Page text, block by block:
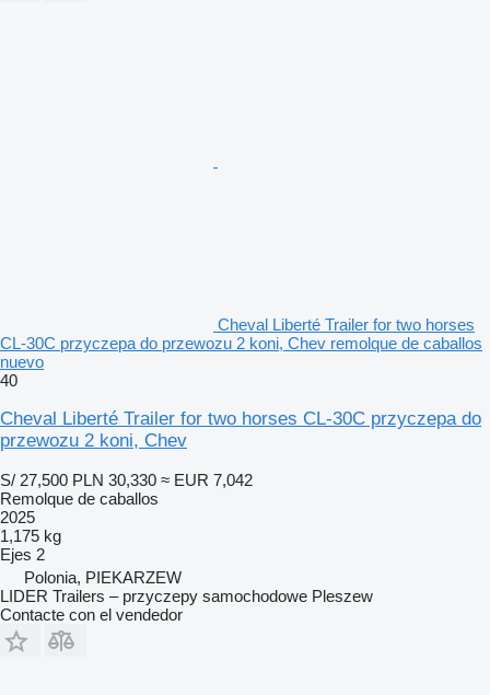
Cheval Liberté Trailer for two horses
CL-30C przyczepa do przewozu 2 koni, Chev remolque de caballos
nuevo
40
Cheval Liberté Trailer for two horses CL-30C przyczepa do
przewozu 2 koni, Chev
S/ 27,500 PLN 30,330 ≈ EUR 7,042
Remolque de caballos
2025
1,175 kg
Ejes 2
Polonia, PIEKARZEW
LIDER Trailers – przyczepy samochodowe Pleszew
Contacte con el vendedor